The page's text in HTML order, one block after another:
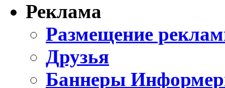
Реклама
Размещение
Друзья
Баннеры